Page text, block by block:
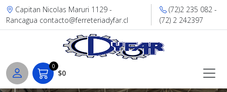
Capitan Nicolas Maruri 1129 -
Rancagua contacto@ferreteriadyfar.cl
(72)2 235 082 -
(72) 2 242397
0
$0